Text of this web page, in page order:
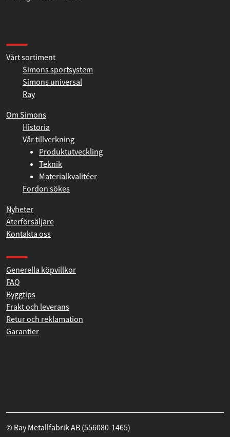
Information
Vårt sortiment
Simons sportsystem
Ray
Om Simons
Historia
Vår tillverkning
Produktutveckling
Teknik
Fordon sökes
Nyheter
Kontakta oss
Produkthjälp och support
Generella köpvillkor
FAQ
Byggtips
Frakt och leverans